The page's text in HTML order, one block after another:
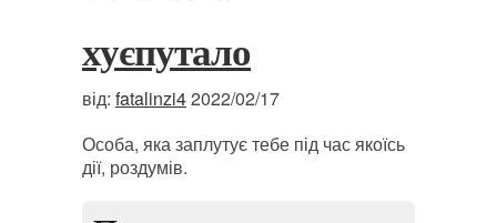
хуєпутало
від: fatalinzi42022/02/17
Особа, яка заплутує тебе під час якоїсь
дії, роздумів.